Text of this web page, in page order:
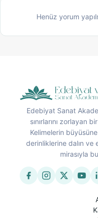
Henüz yorum
Edebiyat Sanat
sınırlarını zorlayan
Kelimelerin büyüsüne
derinliklerine dalın ve
mirasıyla